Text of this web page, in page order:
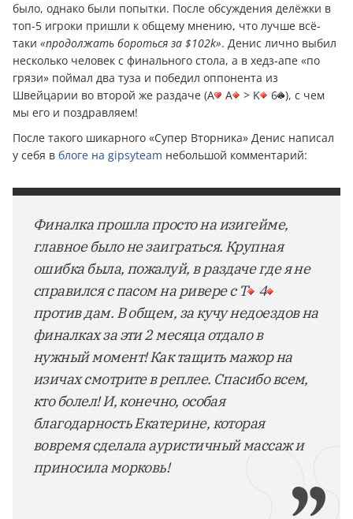
было, однако были попытки. После обсуждения делёжки в
топ-5 игроки пришли к общему мнению, что лучше всё-
таки «продолжать бороться за $102k». Денис лично выбил
несколько человек с финального стола, а в хедз-апе «по
грязи» поймал два туза и победил оппонента из
Швейцарии во второй же раздаче (A
A > K 6 ), с чем
мы его и поздравляем!
После такого шикарного «Супер Вторника» Денис написал
у себя в блоге на gipsyteam небольшой комментарий:
Финалка прошла просто на изигейме,
главное было не заиграться. Крупная
ошибка была, пожалуй, в раздаче где я не
справился с пасом на ривере с T
4
против дам. В общем, за кучу недоездов на
финалках за эти 2 месяца отдало в
нужный момент! Как тащить мажор на
изичах смотрите в реплее. Спасибо всем,
кто болел! И, конечно, особая
благодарность Екатерине, которая
вовремя сделала ауристичный массаж и
приносила морковь!